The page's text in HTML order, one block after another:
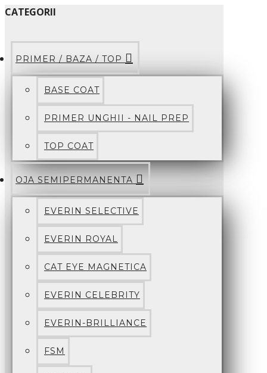
CATEGORII
PRIMER / BAZA / TOP
BASE COAT
PRIMER UNGHII - NAIL PREP
TOP COAT
OJA SEMIPERMANENTA
EVERIN SELECTIVE
EVERIN ROYAL
CAT EYE MAGNETICA
EVERIN CELEBRITY
EVERIN-BRILLIANCE
FSM